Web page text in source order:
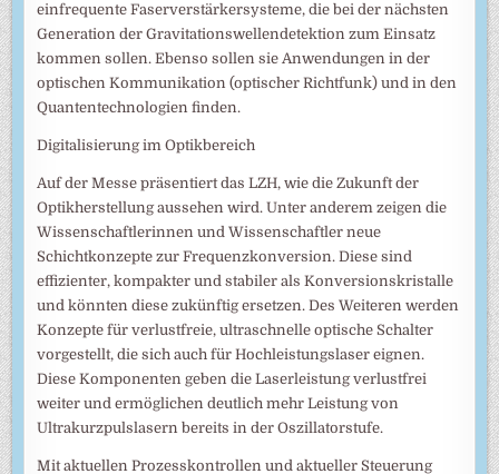
einfrequente Faserverstärkersysteme, die bei der nächsten
Generation der Gravitationswellendetektion zum Einsatz
kommen sollen. Ebenso sollen sie Anwendungen in der
optischen Kommunikation (optischer Richtfunk) und in den
Quantentechnologien finden.
Digitalisierung im Optikbereich
Auf der Messe präsentiert das LZH, wie die Zukunft der
Optikherstellung aussehen wird. Unter anderem zeigen die
Wissenschaftlerinnen und Wissenschaftler neue
Schichtkonzepte zur Frequenzkonversion. Diese sind
effizienter, kompakter und stabiler als Konversionskristalle
und könnten diese zukünftig ersetzen. Des Weiteren werden
Konzepte für verlustfreie, ultraschnelle optische Schalter
vorgestellt, die sich auch für Hochleistungslaser eignen.
Diese Komponenten geben die Laserleistung verlustfrei
weiter und ermöglichen deutlich mehr Leistung von
Ultrakurzpulslasern bereits in der Oszillatorstufe.
Mit aktuellen Prozesskontrollen und aktueller Steuerung